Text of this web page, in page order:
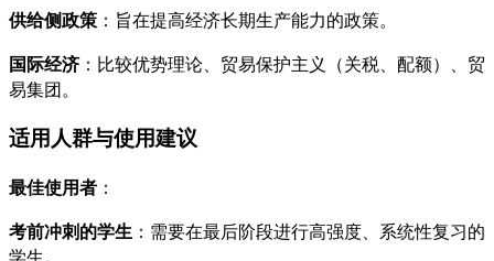
供给侧政策 ：旨在提高经济长期生产能力的政策。
国际经济：比较优势理论、贸易保护主义（关税、配额）、贸
易集团。
适用人群与使用建议
最佳使用者 ：
考前冲刺的学生 ：需要在最后阶段进行高强度、系统性复习的
学生。